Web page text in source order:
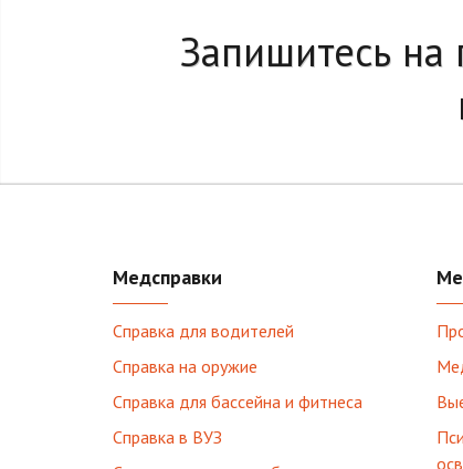
Запишитесь
Медсправки
Справка для водителей
Справка на оружие
Справка для бассейна и фитнеса
Справка в ВУЗ